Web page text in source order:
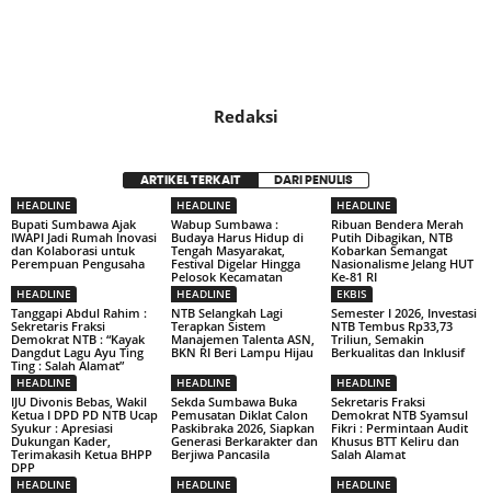
Redaksi
ARTIKEL TERKAIT DARI PENULIS
HEADLINE
Bupati Sumbawa Ajak
IWAPI Jadi Rumah Inovasi
dan Kolaborasi untuk
Perempuan Pengusaha
HEADLINE
Wabup Sumbawa :
Budaya Harus Hidup di
Tengah Masyarakat,
Festival Digelar Hingga
Pelosok Kecamatan
HEADLINE
Ribuan Bendera Merah
Putih Dibagikan, NTB
Kobarkan Semangat
Nasionalisme Jelang HUT
Ke-81 RI
HEADLINE
Tanggapi Abdul Rahim :
Sekretaris Fraksi
Demokrat NTB : “Kayak
Dangdut Lagu Ayu Ting
Ting : Salah Alamat”
HEADLINE
NTB Selangkah Lagi
Terapkan Sistem
Manajemen Talenta ASN,
BKN RI Beri Lampu Hijau
EKBIS
Semester I 2026, Investasi
NTB Tembus Rp33,73
Triliun, Semakin
Berkualitas dan Inklusif
HEADLINE
IJU Divonis Bebas, Wakil
Ketua I DPD PD NTB Ucap
Syukur : Apresiasi
Dukungan Kader,
Terimakasih Ketua BHPP
DPP
HEADLINE
Sekda Sumbawa Buka
Pemusatan Diklat Calon
Paskibraka 2026, Siapkan
Generasi Berkarakter dan
Berjiwa Pancasila
HEADLINE
Sekretaris Fraksi
Demokrat NTB Syamsul
Fikri : Permintaan Audit
Khusus BTT Keliru dan
Salah Alamat
HEADLINE HEADLINE HEADLINE